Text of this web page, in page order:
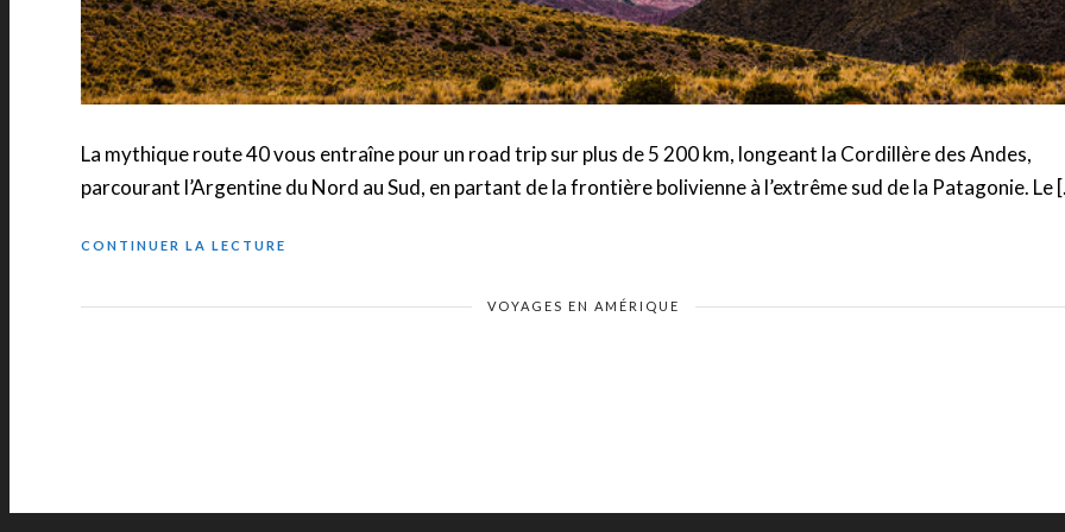
La mythique route 40 vous entraîne pour un road trip sur plus de 5 200 km, longeant la Cordillère des Andes,
parcourant l’Argentine du Nord au Sud, en partant de la frontière bolivienne à l’extrême sud de la Patagonie. Le
CONTINUER LA LECTURE
VOYAGES EN AMÉRIQUE